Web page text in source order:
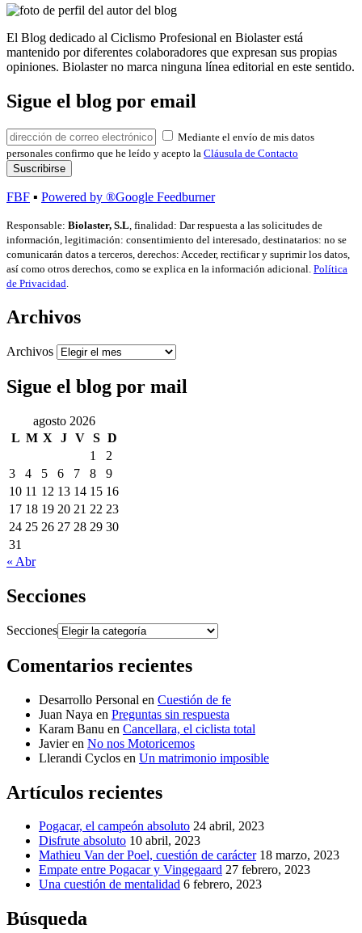
El Blog dedicado al Ciclismo Profesional en Biolaster está
mantenido por diferentes colaboradores que expresan sus propias
opiniones. Biolaster no marca ninguna línea editorial en este sentido.
Sigue el blog por email
Mediante el envío de mis datos
personales confirmo que he leído y acepto la Cláusula de Contacto
FBF ▪ Powered by ®Google Feedburner
Responsable: Biolaster, S.L, finalidad: Dar respuesta a las solicitudes de
información, legitimación: consentimiento del interesado, destinatarios: no se
comunicarán datos a terceros, derechos: Acceder, rectificar y suprimir los datos,
así como otros derechos, como se explica en la información adicional. Política
de Privacidad.
Archivos
Archivos
Sigue el blog por mail
agosto 2026
L M X J V S D
1
2
3
4 5 6 7 8
9
10 11 12 13 14 15 16
17 18 19 20 21 22 23
24 25 26 27 28 29 30
31
« Abr
Secciones
Secciones
Comentarios recientes
Desarrollo Personal en Cuestión de fe
Juan Naya en Preguntas sin respuesta
Karam Banu en Cancellara, el ciclista total
Javieren No nos Motoricemos
Llerandi Cyclos en Un matrimonio imposible
Artículos recientes
Pogacar, el campeón absoluto 24 abril, 2023
Disfrute absoluto 10 abril, 2023
Mathieu Van der Poel, cuestión de carácter 18 marzo, 2023
Empate entre Pogacar y Vingegaard 27 febrero, 2023
Una cuestión de mentalidad 6 febrero, 2023
Búsqueda